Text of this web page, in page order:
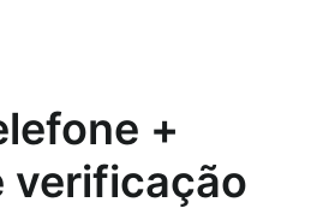
+
verificação